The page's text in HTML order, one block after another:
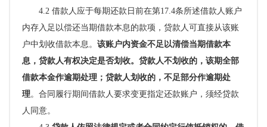
4.2 借款人应于每期还款日前在第17.4条所述借款人账户
内存入足以偿还当期借款本息的款项，贷款人可直接从该账
户中划收借款本息。 该账户内资金不足以清偿当期借款本
息，贷款人有权决定是否划收。贷款人不划收的，该期全部
借款本金作逾期处理；贷款人划收的，不足部分作逾期处
理。合同履行期间借款人要求变更指定还款账户，须经贷款
人同意。